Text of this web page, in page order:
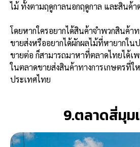
ไม้ ทั้งตามฤดูกาลนอกฤดูกาล และสินค้า
โดยหากใครอยากได้สินค้าจำพวกสินค้า
ขายส่งหรืออยากได้ผักผลไม้ที่หายากใน
ขายต่อ ก็สามารถมาหาที่ตลาดไทยได้เ
ในตลาดขายส่งสินค้าทางการเกษตรที่
ประเทศไทย
9.ตลาดสี่มุม